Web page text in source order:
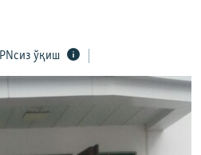
ўқиш